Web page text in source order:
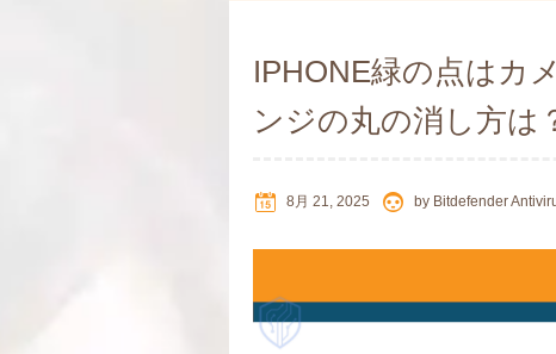
IPHONE緑の点はカ
ンジの丸の消し方は
8月 21, 2025 by Bitdefender